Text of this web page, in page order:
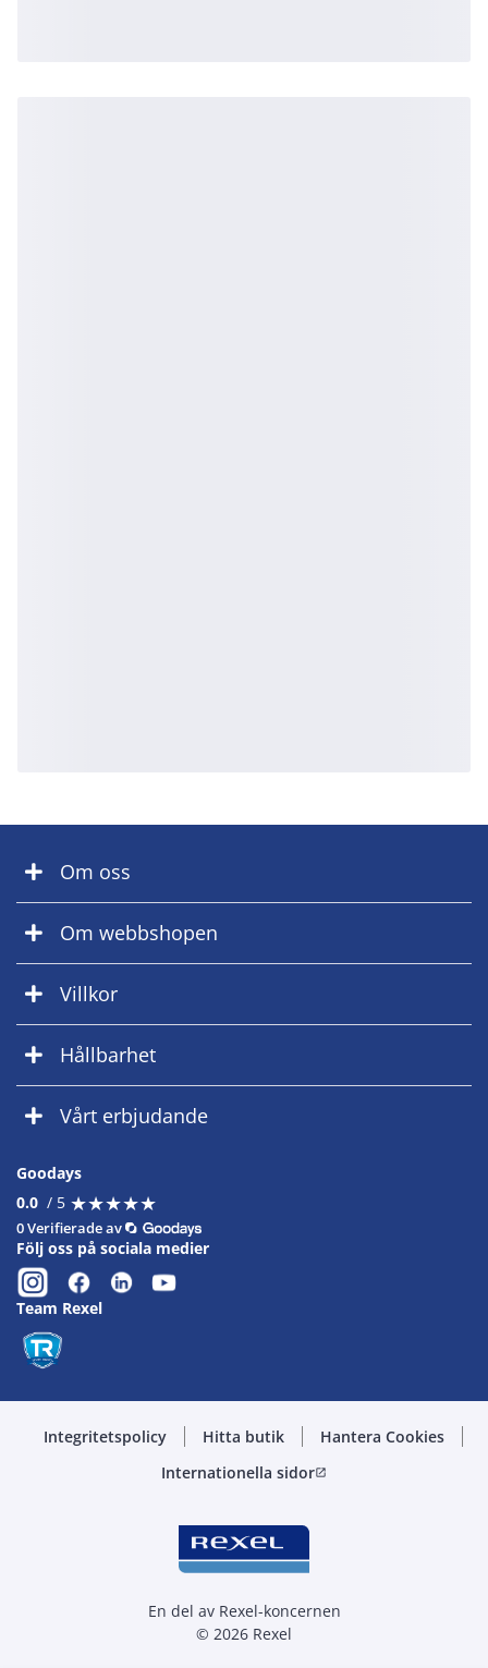
Om oss
Om webbshopen
Villkor
Hållbarhet
Vårt erbjudande
Goodays
0.0 / 5 ★★★★★
★★★★★
0 Verifierade av
Följ oss på sociala medier
Team Rexel
Integritetspolicy Hitta butik
Hantera Cookies
Internationella sidoropen_in_new
En del av Rexel-koncernen
© 2026 Rexel